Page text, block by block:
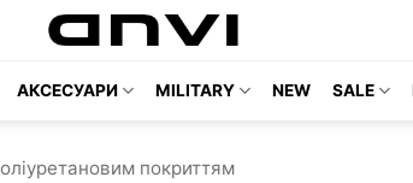
АКСЕСУАРИ MILITARY NEW SALE
покриттям